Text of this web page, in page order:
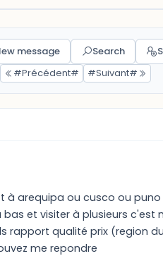
message Search
#Précédent#
#Suivant#
à arequipa ou cusco ou
et visiter à plusieurs
qualité prix (region
me repondre